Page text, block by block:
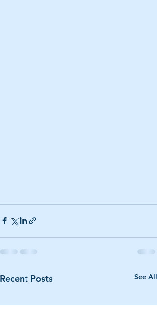
Recent Posts See All